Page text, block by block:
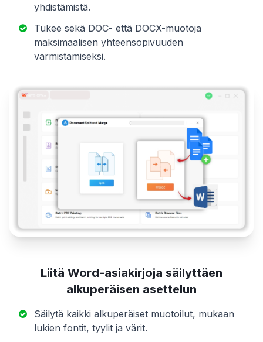
yhdistämistä.
Tukee sekä DOC- että DOCX-muotoja
maksimaalisen yhteensopivuuden
varmistamiseksi.
Liitä Word-asiakirjoja säilyttäen
alkuperäisen asettelun
Säilytä kaikki alkuperäiset muotoilut, mukaan
lukien fontit, tyylit ja värit.